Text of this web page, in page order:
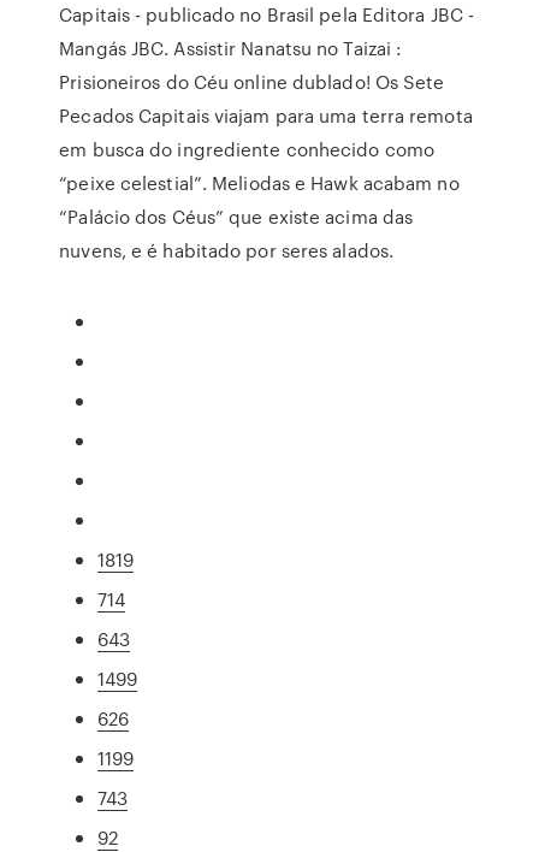
Capitais - publicado no Brasil pela Editora JBC -
Mangás JBC. Assistir Nanatsu no Taizai :
Prisioneiros do Céu online dublado! Os Sete
Pecados Capitais viajam para uma terra remota
em busca do ingrediente conhecido como
“peixe celestial”. Meliodas e Hawk acabam no
“Palácio dos Céus” que existe acima das
nuvens, e é habitado por seres alados.
1819
714
643
1499
626
1199
743
92